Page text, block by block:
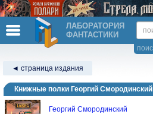
ЛАБОРАТОРИЯ
ФАНТАСТИКИ
◄ страница издания
Книжные полки Георгий
Георгий Смородинский